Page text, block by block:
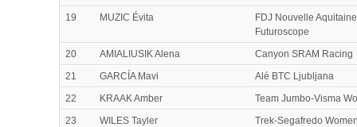
19
MUZIC Évita
FDJ Nouvelle Aquitaine
Futuroscope
20
AMIALIUSIK Alena
Canyon SRAM Racing
21
GARCÍA Mavi
Alé BTC Ljubljana
22
KRAAK Amber
Team Jumbo-Visma
23
WILES Tayler
Trek-Segafredo